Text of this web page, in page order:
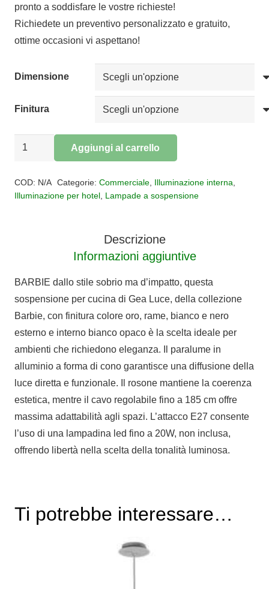
da
€108,00
a
€140,00
pronto a soddisfare le vostre richieste!
Richiedete un preventivo personalizzato e gratuito,
ottime occasioni vi aspettano!
Dimensione
Finitura
Sospensione
Aggiungi al carrello
COD: N/A Categorie: Commerciale, Illuminazione interna
Illuminazione per hotel Lampade a sospensione
Descrizione
Informazioni aggiuntive
BARBIE dallo stile sobrio ma d’impatto, questa
sospensione per cucina di Gea Luce, della collezione
Barbie, con finitura colore oro, rame, bianco e nero
esterno e interno bianco opaco è la scelta ideale per
ambienti che richiedono eleganza. Il paralume in
alluminio a forma di cono garantisce una diffusione della
luce diretta e funzionale. Il rosone mantiene la coerenza
estetica, mentre il cavo regolabile fino a 185 cm offre
massima adattabilità agli spazi. L’attacco E27 consente
l’uso di una lampadina led fino a 20W, non inclusa,
offrendo libertà nella scelta della tonalità luminosa.
Ti potrebbe interessare…